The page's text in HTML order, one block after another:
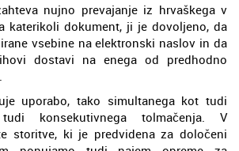
nujno prevajanje iz hrvaškega v
katerikoli dokument, ji je dovoljeno, da
vsebine na elektronski naslov in da
dostavi na enega od predhodno
uporabo, tako simultanega kot tudi
konsekutivnega tolmačenja. V
storitve, ki je predvidena za določeni